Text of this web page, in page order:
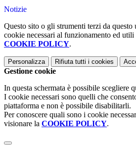
Notizie
Questo sito o gli strumenti terzi da
cookie necessari al funzionamento ed
COOKIE POLICY.
Personalizza Rifiuta tutti i cookies
Gestione cookie
In questa schermata è possibile scegliere
I cookie necessari sono quelli che
piattaforma e non è possibile disabilitarli.
Per conoscere quali sono i cookie
visionare la COOKIE POLICY.